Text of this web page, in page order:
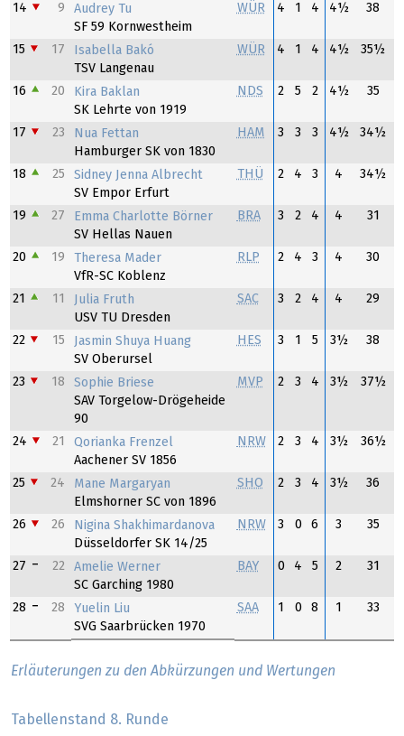
14 9
Audrey Tu
SF 59 Kornwestheim
WÜR 4 1 4 4½ 38
15 17
Isabella Bakó
TSV Langenau
WÜR 4 1 4 4½ 35½
16 20
Kira Baklan
SK Lehrte von 1919
NDS 2 5 2 4½ 35
17 23
Nua Fettan
Hamburger SK von 1830
HAM 3 3 3 4½ 34½
18 25
Sidney Jenna Albrecht
SV Empor Erfurt
THÜ 2 4 3 4 34½
19 27
Emma Charlotte Börner
SV Hellas Nauen
BRA 3 2 4 4 31
20 19
Theresa Mader
VfR-SC Koblenz
RLP 2 4 3 4 30
21 11
Julia Fruth
USV TU Dresden
SAC 3 2 4 4 29
22 15
Jasmin Shuya Huang
SV Oberursel
HES 3 1 5 3½ 38
23 18
Sophie Briese
SAV Torgelow-Drögeheide
90
MVP 2 3 4 3½ 37½
24 21
Qorianka Frenzel
Aachener SV 1856
NRW 2 3 4 3½ 36½
25 24
Mane Margaryan
Elmshorner SC von 1896
SHO 2 3 4 3½ 36
26 26
Nigina Shakhimardanova
Düsseldorfer SK 14/25
NRW 3 0 6 3 35
27 22
Amelie Werner
SC Garching 1980
BAY 0 4 5 2 31
28 28
Yuelin Liu
SVG Saarbrücken 1970
SAA 1 0 8 1 33
Erläuterungen zu den Abkürzungen und Wertungen
Tabellenstand 8. Runde